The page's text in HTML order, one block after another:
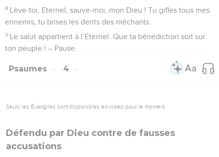
8 Lève-toi, Eternel, sauve-moi, mon Dieu ! Tu gifles tous mes
ennemis, tu brises les dents des méchants.
9 Le salut appartient à l’Eternel. Que ta bénédiction soit sur
ton peuple ! – Pause.
Psaumes 4
Seuls les Évangiles sont disponibles en vidéo pour le moment.
Défendu par Dieu contre de fausses
accusations